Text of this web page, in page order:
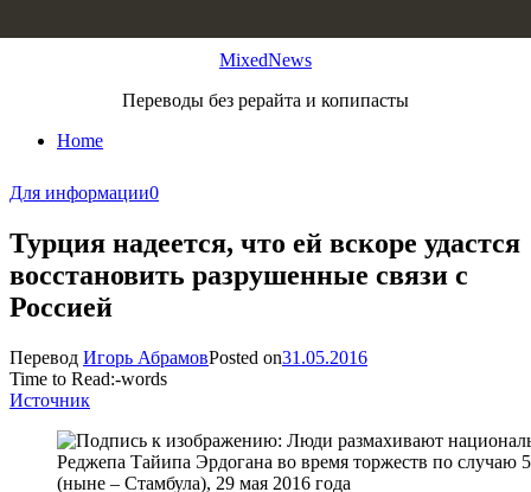
MixedNews
Переводы без рерайта и копипасты
Home
Для информации0
Турция надеется, что ей вскоре удастся
восстановить разрушенные связи с
Россией
Перевод Игорь АбрамовPosted on31.05.2016
Time to Read:-words
Источник